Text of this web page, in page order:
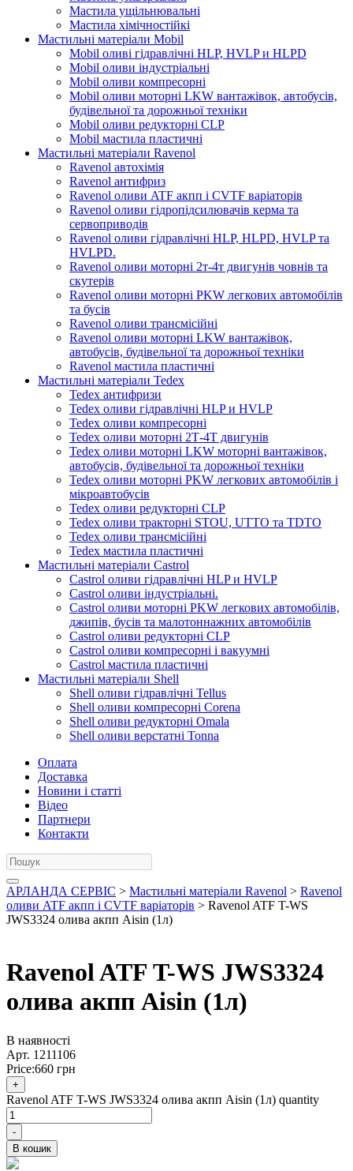
Мастила ущільнювальні
Мастила хімічностійкі
Мастильні матеріали Mobil
Mobil оливі гідравлічні HLP, HVLP и HLPD
Mobil оливи індустріальні
Mobil оливи компресорні
Mobil оливи моторні LKW вантажівок, автобусів,
будівельної та дорожньої техніки
Mobil оливи редукторні CLP
Mobil мастила пластичні
Мастильні матеріали Ravenol
Ravenol автохімія
Ravenol антифриз
Ravenol оливи ATF акпп і CVTF варіаторів
Ravenol оливи гідропідсилювачів керма та
сервоприводів
Ravenol оливи гідравлічні HLP, HLPD, HVLP та
HVLPD.
Ravenol оливи моторні 2т-4т двигунів човнів та
скутерів
Ravenol оливи моторні PKW легкових автомобілів
та бусів
Ravenol оливи трансмісійні
Ravenol оливи моторні LKW вантажівок,
автобусів, будівельної та дорожньої техніки
Ravenol мастила пластичні
Мастильні матеріали Tedex
Tedex антифризи
Tedex оливи гідравлічні HLP и HVLP
Tedex оливи компресорні
Tedex оливи моторні 2Т-4Т двигунів
Tedex оливи моторні LKW моторні вантажівок,
автобусів, будівельної та дорожньої техніки
Tedex оливи моторні PKW легкових автомобілів і
мікроавтобусів
Tedex оливи редукторні CLP
Tedex оливи тракторні STOU, UTTO та TDTO
Tedex оливи трансмісійні
Tedex мастила пластичні
Мастильні матеріали Castrol
Castrol оливи гідравлічні HLP и HVLP
Castrol оливи індустріальні.
Castrol оливи моторні PKW легкових автомобілів,
джипів, бусів та малотоннажних автомобілів
Castrol оливи редукторні CLP
Castrol оливи компресорні і вакуумні
Castrol мастила пластичні
Мастильні матеріали Shell
Shell оливи гідравлічні Tellus
Shell оливи компресорні Corena
Shell оливи редукторні Omala
Shell оливи верстатні Tonna
Оплата
Доставка
Новини і статті
Відео
Партнери
Контакти
АРЛАНДА СЕРВІС > Мастильні матеріали Ravenol > Ravenol
оливи ATF акпп і CVTF варіаторів > Ravenol ATF T-WS
JWS3324 олива акпп Aisin (1л)
Ravenol ATF T-WS JWS3324
олива акпп Aisin (1л)
В наявності
Арт. 1211106
Price:660 грн
+
Ravenol ATF T-WS JWS3324 олива акпп Aisin (1л) quantity
-
В кошик